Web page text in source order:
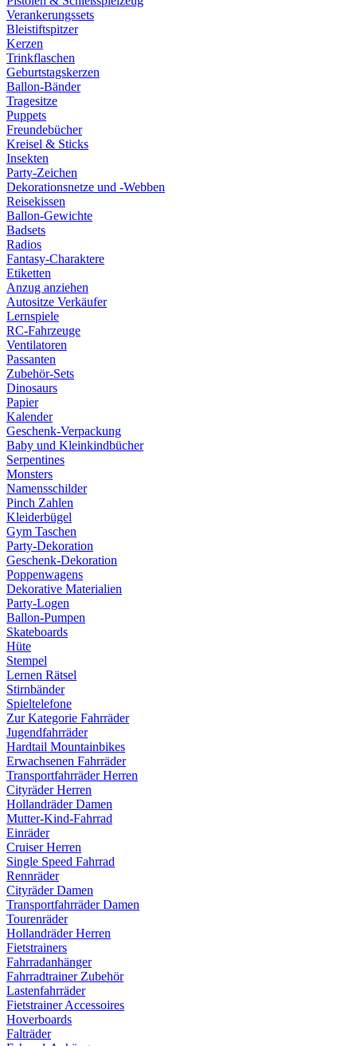
Verankerungssets
Bleistiftspitzer
Kerzen
Trinkflaschen
Geburtstagskerzen
Ballon-Bänder
Tragesitze
Puppets
Freundebücher
Kreisel & Sticks
Insekten
Party-Zeichen
Dekorationsnetze und -Webben
Reisekissen
Ballon-Gewichte
Badsets
Radios
Fantasy-Charaktere
Etiketten
Anzug anziehen
Autositze Verkäufer
Lernspiele
RC-Fahrzeuge
Ventilatoren
Passanten
Zubehör-Sets
Dinosaurs
Papier
Kalender
Geschenk-Verpackung
Baby und Kleinkindbücher
Serpentines
Monsters
Namensschilder
Pinch Zahlen
Kleiderbügel
Gym Taschen
Party-Dekoration
Geschenk-Dekoration
Poppenwagens
Dekorative Materialien
Party-Logen
Ballon-Pumpen
Skateboards
Hüte
Stempel
Lernen Rätsel
Stirnbänder
Spieltelefone
Zur Kategorie Fahrräder
Jugendfahrräder
Hardtail Mountainbikes
Erwachsenen Fahrräder
Transportfahrräder Herren
Cityräder Herren
Hollandräder Damen
Mutter-Kind-Fahrrad
Einräder
Cruiser Herren
Single Speed Fahrrad
Rennräder
Cityräder Damen
Transportfahrräder Damen
Tourenräder
Hollandräder Herren
Fietstrainers
Fahrradanhänger
Fahrradtrainer Zubehör
Lastenfahrräder
Fietstrainer Accessoires
Hoverboards
Falträder